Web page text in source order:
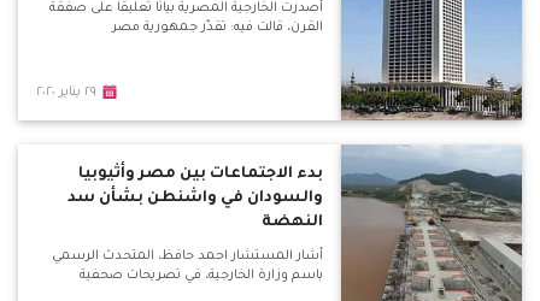
أصدرت الخارجية المصرية بيانًا تعليقًا على صفقة
القرن، قالت فيه: تقدّر جمهورية مصر
٢٩ يناير ٢٠٢٠
بدء الاجتماعات بين مصر وأثيوبيا
والسودان في واشنطن بشأن سد
النهضة
أشار المستشار احمد حافظ، المتحدث الرسمي
باسم وزارة الخارجية، في تصريحات صحفية